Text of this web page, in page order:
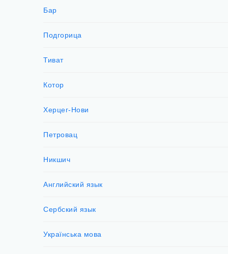
Бар
Подгорица
Тиват
Котор
Херцег-Нови
Петровац
Никшич
Английский язык
Сербский язык
Українська мова